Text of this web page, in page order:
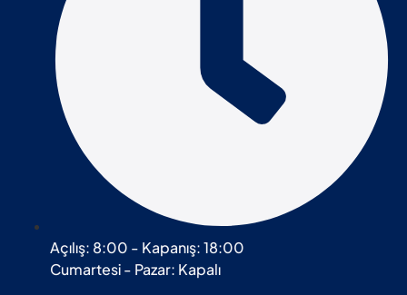
Açılış: 8:00 - Kapanış: 18:00
Cumartesi - Pazar: Kapalı